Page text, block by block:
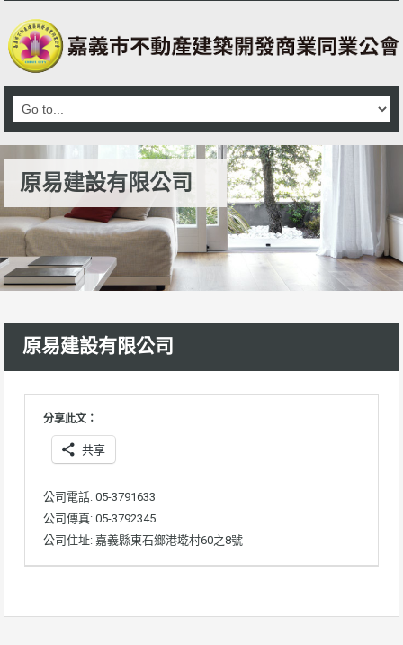
原易建設有限公司
原易建設有限公司
分享此文：
共享
公司電話: 05-3791633
公司傳真: 05-3792345
公司住址: 嘉義縣東石鄉港墘村60之8號